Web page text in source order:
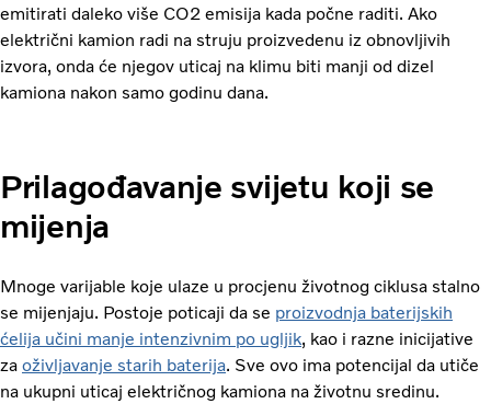
emitirati daleko više CO2 emisija kada počne raditi. Ako
električni kamion radi na struju proizvedenu iz obnovljivih
izvora, onda će njegov uticaj na klimu biti manji od dizel
kamiona nakon samo godinu dana.
Prilagođavanje svijetu koji se
mijenja
Mnoge varijable koje ulaze u procjenu životnog ciklusa stalno
se mijenjaju. Postoje poticaji da se proizvodnja baterijskih
ćelija učini manje intenzivnim po ugljik, kao i razne inicijative
za oživljavanje starih baterija. Sve ovo ima potencijal da utiče
na ukupni uticaj električnog kamiona na životnu sredinu.